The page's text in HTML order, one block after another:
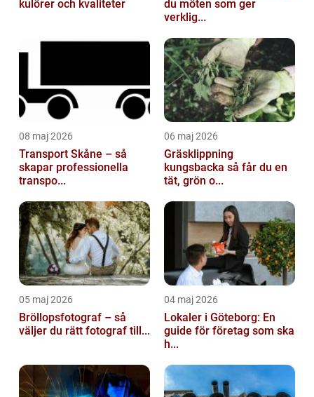
kulörer och kvaliteter
du möten som ger
verklig...
08 maj 2026
Transport Skåne – så
skapar professionella
transpo...
06 maj 2026
Gräsklippning
kungsbacka så får du en
tät, grön o...
05 maj 2026
Bröllopsfotograf – så
väljer du rätt fotograf till...
04 maj 2026
Lokaler i Göteborg: En
guide för företag som ska
h...